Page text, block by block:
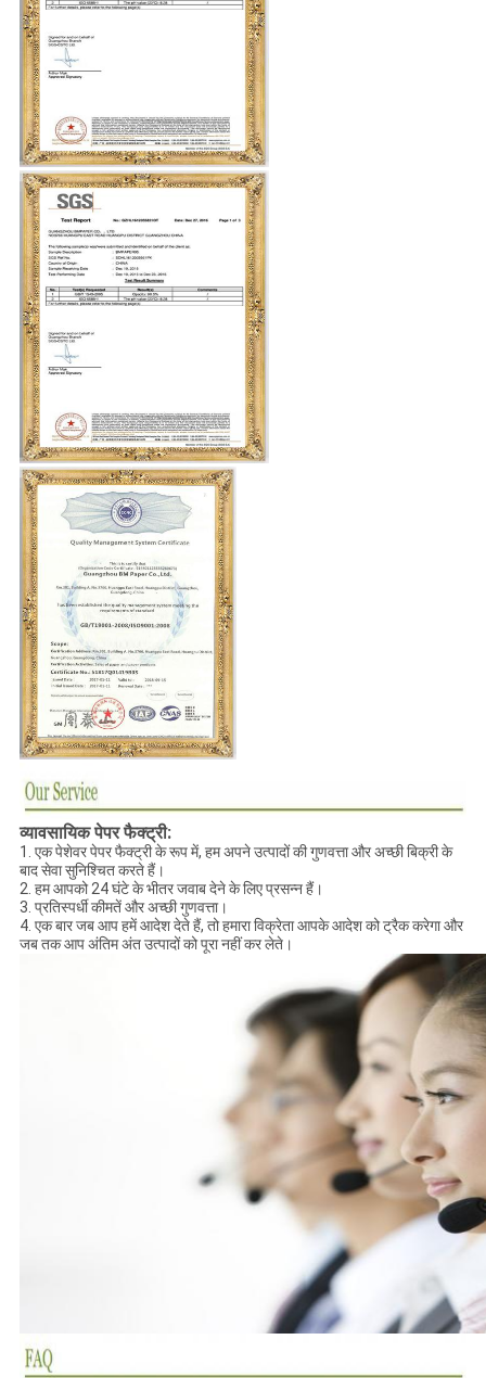
व्यावसायिक पेपर फैक्ट्री:
1. एक पेशेवर पेपर फैक्ट्री के रूप में, हम अपने उत्पादों की गुणवत्ता और अच्छी बिक्री के
बाद सेवा सुनिश्चित करते हैं।
2. हम आपको 24 घंटे के भीतर जवाब देने के लिए प्रसन्न हैं।
3. प्रतिस्पर्धी कीमतें और अच्छी गुणवत्ता।
4. एक बार जब आप हमें आदेश देते हैं, तो हमारा विक्रेता आपके आदेश को ट्रैक करेगा और
जब तक आप अंतिम अंत उत्पादों को पूरा नहीं कर लेते।